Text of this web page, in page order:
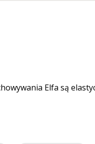
Elfa są